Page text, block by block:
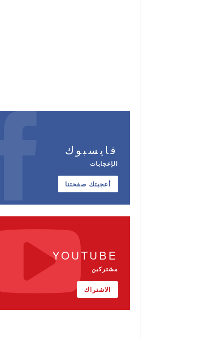
فايسبوك
الإعجابات
أعجبتك صفحتنا
YOUTUBE
مشتركين
الاشتراك